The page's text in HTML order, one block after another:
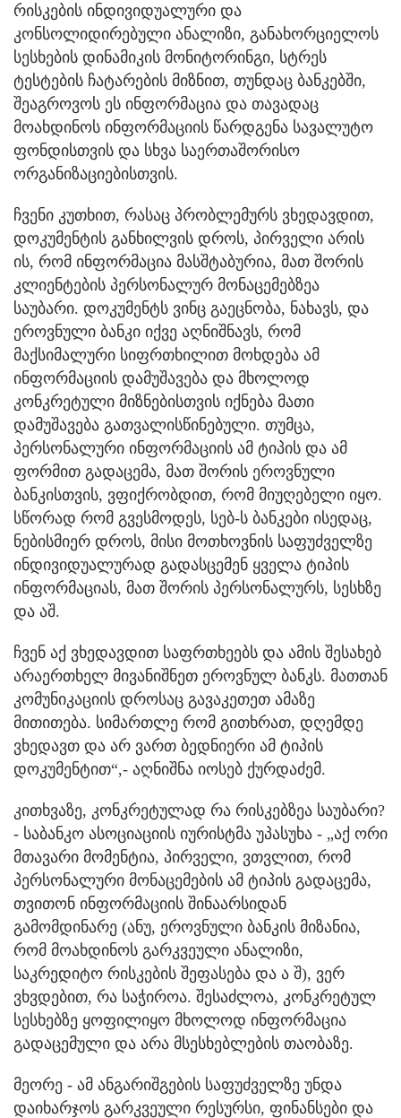
რისკების ინდივიდუალური და
კონსოლიდირებული ანალიზი, განახორციელოს
სესხების დინამიკის მონიტორინგი, სტრეს
ტესტების ჩატარების მიზნით, თუნდაც ბანკებში,
შეაგროვოს ეს ინფორმაცია და თავადაც
მოახდინოს ინფორმაციის წარდგენა სავალუტო
ფონდისთვის და სხვა საერთაშორისო
ორგანიზაციებისთვის.
ჩვენი კუთხით, რასაც პრობლემურს ვხედავდით,
დოკუმენტის განხილვის დროს, პირველი არის
ის, რომ ინფორმაცია მასშტაბურია, მათ შორის
კლიენტების პერსონალურ მონაცემებზეა
საუბარი. დოკუმენტს ვინც გაეცნობა, ნახავს, და
ეროვნული ბანკი იქვე აღნიშნავს, რომ
მაქსიმალური სიფრთხილით მოხდება ამ
ინფორმაციის დამუშავება და მხოლოდ
კონკრეტული მიზნებისთვის იქნება მათი
დამუშავება გათვალისწინებული. თუმცა,
პერსონალური ინფორმაციის ამ ტიპის და ამ
ფორმით გადაცემა, მათ შორის ეროვნული
ბანკისთვის, ვფიქრობდით, რომ მიუღებელი იყო.
სწორად რომ გვესმოდეს, სებ-ს ბანკები ისედაც,
ნებისმიერ დროს, მისი მოთხოვნის საფუძველზე
ინდივიდუალურად გადასცემენ ყველა ტიპის
ინფორმაციას, მათ შორის პერსონალურს, სესხზე
და აშ.
ჩვენ აქ ვხედავდით საფრთხეებს და ამის შესახებ
არაერთხელ მივანიშნეთ ეროვნულ ბანკს. მათთან
კომუნიკაციის დროსაც გავაკეთეთ ამაზე
მითითება. სიმართლე რომ გითხრათ, დღემდე
ვხედავთ და არ ვართ ბედნიერი ამ ტიპის
დოკუმენტით“,- აღნიშნა იოსებ ქურდაძემ.
კითხვაზე, კონკრეტულად რა რისკებზეა საუბარი?
- საბანკო ასოციაციის იურისტმა უპასუხა - „აქ ორი
მთავარი მომენტია, პირველი, ვთვლით, რომ
პერსონალური მონაცემების ამ ტიპის გადაცემა,
თვითონ ინფორმაციის შინაარსიდან
გამომდინარე (ანუ, ეროვნული ბანკის მიზანია,
რომ მოახდინოს გარკვეული ანალიზი,
საკრედიტო რისკების შეფასება და ა შ), ვერ
ვხვდებით, რა საჭიროა. შესაძლოა, კონკრეტულ
სესხებზე ყოფილიყო მხოლოდ ინფორმაცია
გადაცემული და არა მსესხებლების თაობაზე.
მეორე - ამ ანგარიშგების საფუძველზე უნდა
დაიხარჯოს გარკვეული რესურსი, ფინანსები და